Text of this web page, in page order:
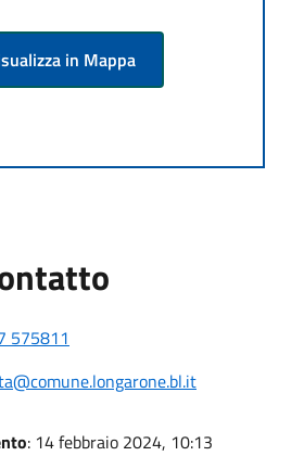
in Mappa
575811
: 14 febbraio 2024, 10:13